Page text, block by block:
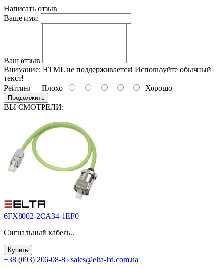
Написать отзыв
Ваше имя:
Ваш отзыв
Внимание: HTML не поддерживается! Используйте обычный
текст!
Рейтинг Плохо Хорошо
Продолжить
ВЫ СМОТРЕЛИ:
6FX8002-2CA34-1EF0
Сигнальный кабель..
Купить
+38 (093) 206-08-86 sales@elta-ltd.com.ua